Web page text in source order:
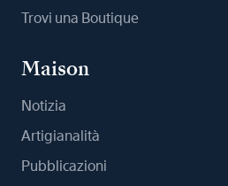
Trovi una Boutique
Maison
Notizia
Artigianalità
Pubblicazioni